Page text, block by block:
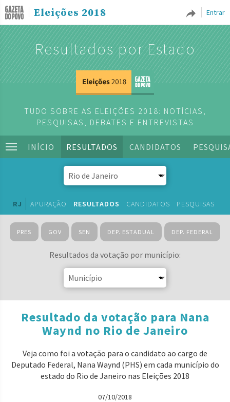
Entrar
Eleições 2018
Resultados por Estado
TUDO SOBRE AS ELEIÇÕES 2018: NOTÍCIAS,
PESQUISAS, DEBATES E ENTREVISTAS
INÍCIO RESULTADOS CANDIDATOS
RJ APURAÇÃO RESULTADOS CANDIDATOS PESQUISAS
PRES GOV SEN DEP. ESTADUAL DEP. FEDERAL
Resultados da votação por município:
Resultado da votação para Nana
Waynd no Rio de Janeiro
Veja como foi a votação para o candidato ao cargo de
Deputado Federal, Nana Waynd (PHS) em cada município do
estado do Rio de Janeiro nas Eleições 2018
07/10/2018